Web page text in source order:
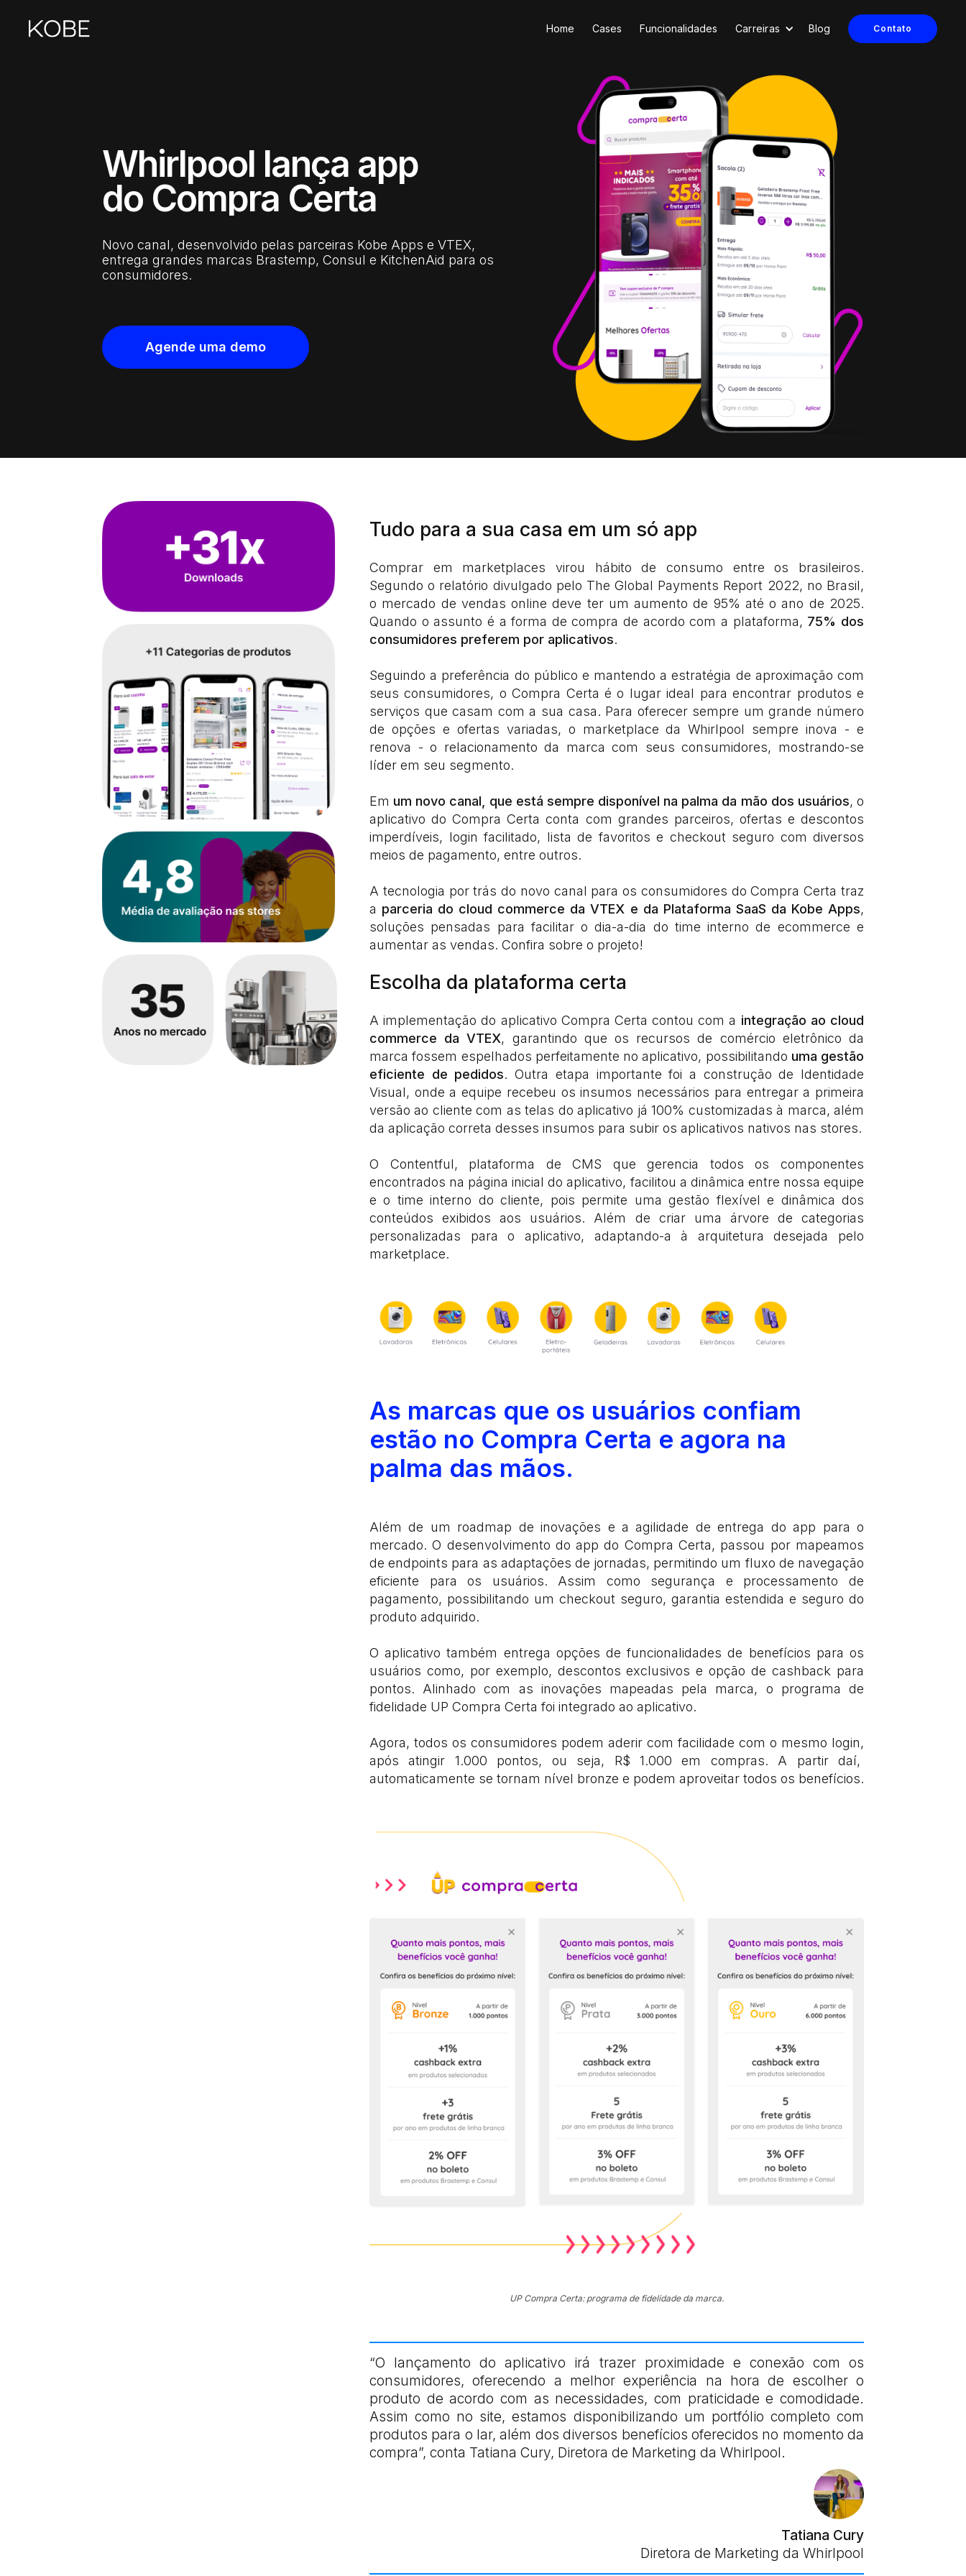
Home Cases Funcionalidades Carreiras Blog Contato
Whirlpool lança app
do Compra Certa
Novo canal, desenvolvido pelas parceiras Kobe Apps e VTEX,
entrega grandes marcas Brastemp, Consul e KitchenAid para os
consumidores.
Agende uma demo
Tudo para a sua casa em um só app
Comprar em marketplaces virou hábito de consumo entre os brasileiros.
Segundo o relatório divulgado pelo The Global Payments Report 2022, no Brasil,
o mercado de vendas online deve ter um aumento de 95% até o ano de 2025.
Quando o assunto é a forma de compra de acordo com a plataforma, 75% dos
consumidores preferem por aplicativos.
Seguindo a preferência do público e mantendo a estratégia de aproximação com
seus consumidores, o Compra Certa é o lugar ideal para encontrar produtos e
serviços que casam com a sua casa. Para oferecer sempre um grande número
de opções e ofertas variadas, o marketplace da Whirlpool sempre inova - e
renova - o relacionamento da marca com seus consumidores, mostrando-se
líder em seu segmento.
Em um novo canal, que está sempre disponível na palma da mão dos usuários, o
aplicativo do Compra Certa conta com grandes parceiros, ofertas e descontos
imperdíveis, login facilitado, lista de favoritos e checkout seguro com diversos
meios de pagamento, entre outros.
A tecnologia por trás do novo canal para os consumidores do Compra Certa traz
a parceria do cloud commerce da VTEX e da Plataforma SaaS da Kobe Apps,
soluções pensadas para facilitar o dia-a-dia do time interno de ecommerce e
aumentar as vendas. Confira sobre o projeto!
Escolha da plataforma certa
A implementação do aplicativo Compra Certa contou com a integração ao cloud
commerce da VTEX, garantindo que os recursos de comércio eletrônico da
marca fossem espelhados perfeitamente no aplicativo, possibilitando uma gestão
eficiente de pedidos. Outra etapa importante foi a construção de Identidade
Visual, onde a equipe recebeu os insumos necessários para entregar a primeira
versão ao cliente com as telas do aplicativo já 100% customizadas à marca, além
da aplicação correta desses insumos para subir os aplicativos nativos nas stores.
O Contentful, plataforma de CMS que gerencia todos os componentes
encontrados na página inicial do aplicativo, facilitou a dinâmica entre nossa equipe
e o time interno do cliente, pois permite uma gestão flexível e dinâmica dos
conteúdos exibidos aos usuários. Além de criar uma árvore de categorias
personalizadas para o aplicativo, adaptando-a à arquitetura desejada pelo
marketplace.
As marcas que os usuários confiam
estão no Compra Certa e agora na
palma das mãos.
Além de um roadmap de inovações e a agilidade de entrega do app para o
mercado. O desenvolvimento do app do Compra Certa, passou por mapeamos
de endpoints para as adaptações de jornadas, permitindo um fluxo de navegação
eficiente para os usuários. Assim como segurança e processamento de
pagamento, possibilitando um checkout seguro, garantia estendida e seguro do
produto adquirido.
O aplicativo também entrega opções de funcionalidades de benefícios para os
usuários como, por exemplo, descontos exclusivos e opção de cashback para
pontos. Alinhado com as inovações mapeadas pela marca, o programa de
fidelidade UP Compra Certa foi integrado ao aplicativo.
Agora, todos os consumidores podem aderir com facilidade com o mesmo login,
após atingir 1.000 pontos, ou seja, R$ 1.000 em compras. A partir daí,
automaticamente se tornam nível bronze e podem aproveitar todos os benefícios.
UP Compra Certa: programa de fidelidade da marca.
“O lançamento do aplicativo irá trazer proximidade e conexão com os
consumidores, oferecendo a melhor experiência na hora de escolher o
produto de acordo com as necessidades, com praticidade e comodidade.
Assim como no site, estamos disponibilizando um portfólio completo com
produtos para o lar, além dos diversos benefícios oferecidos no momento da
compra”, conta Tatiana Cury, Diretora de Marketing da Whirlpool.
Tatiana Cury
Diretora de Marketing da Whirlpool